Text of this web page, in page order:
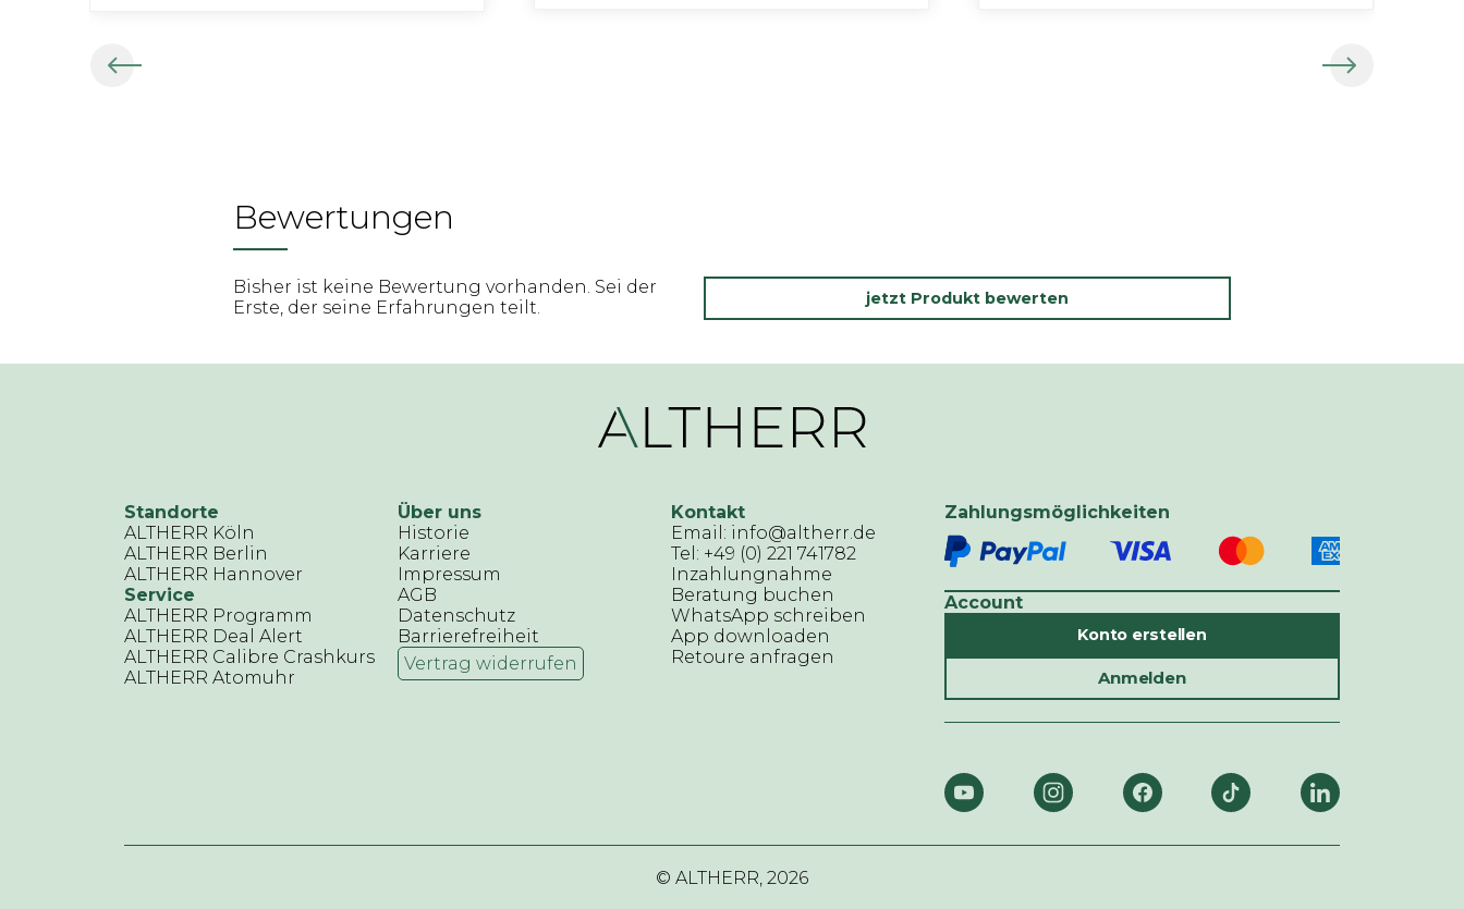
Bewertungen
Bisher ist keine Bewertung vorhanden. Sei der
Erste, der seine Erfahrungen teilt.
jetzt Produkt bewerten
Standorte
ALTHERR Köln
ALTHERR Berlin
ALTHERR Hannover
Service
ALTHERR Programm
ALTHERR Deal Alert
ALTHERR Calibre Crashkurs
ALTHERR Atomuhr
Über uns
Historie
Karriere
Impressum
AGB
Datenschutz
Barrierefreiheit
Vertrag widerrufen
Kontakt
Email: info@altherr.de
Tel: +49 (0) 221 741782
Inzahlungnahme
Beratung buchen
WhatsApp schreiben
App downloaden
Retoure anfragen
Zahlungsmöglichkeiten
Account
Konto erstellen
Anmelden
© ALTHERR, 2026